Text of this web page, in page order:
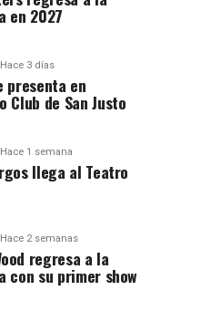
en 2027
Hace 3 días
presenta en
Club de San Justo
Hace 1 semana
llega al Teatro
Hace 2 semanas
regresa a la
con su primer show